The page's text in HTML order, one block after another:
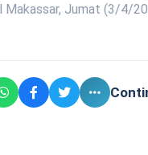
Makassar, Jumat (3/4/